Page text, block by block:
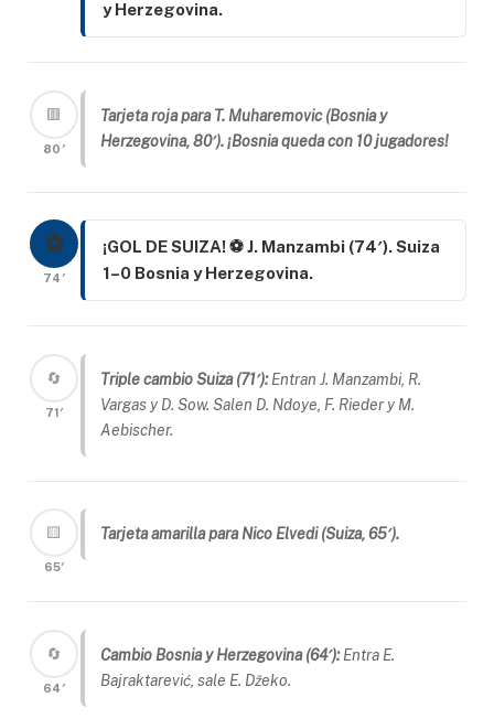
y Herzegovina.
🟥
80′
Tarjeta roja para T. Muharemovic (Bosnia y
Herzegovina, 80′). ¡Bosnia queda con 10 jugadores!
⚽
74′
¡GOL DE SUIZA! ⚽ J. Manzambi (74′). Suiza
1–0 Bosnia y Herzegovina.
🔄
71′
Triple cambio Suiza (71′):Entran J. Manzambi, R.
Vargas y D. Sow. Salen D. Ndoye, F. Rieder y M.
Aebischer.
🟨
65′
Tarjeta amarilla para Nico Elvedi (Suiza, 65′).
🔄
64′
Cambio Bosnia y Herzegovina (64′):Entra E.
Bajraktarević, sale E. Džeko.